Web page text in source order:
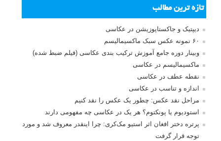
تازه ترین مطالب
دیپتیک و جاکستا‌پوزیشن در عکاسی
۶۰ نمونه عکس سبک ماکسیمالیسم
وبینار دوره جامع آموزش ترکیب بندی عکاسی (فیلم ضبط شده)
ماکسیمالیسم در عکاسی
نقطه عطف در عکاسی
اندازه و تناسب در عکاسی
مراحل نقد عکس: چطور یک عکس را نقد کنیم
استودیوم یا پونکتوم؟ هر یک در عکاسی چه مفهومی دارند
پرتره دختر افغان اثر استیو مک‌کری: چرا اینقدر معروف شد و مورد
توجه قرار گرفت